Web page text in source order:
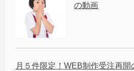
の動画
月５件限定！WEB制作受注再開